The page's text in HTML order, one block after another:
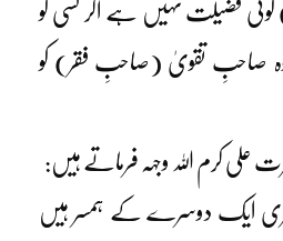
فضیلت نہیں ہے اگر کسی کو
صاحبِ تقویٰ (صاحبِ فقر) کو
علی کرم اللہ وجہہ فرماتے ہیں:
عنصری ایک دوسرے کے ہمسر ہیں